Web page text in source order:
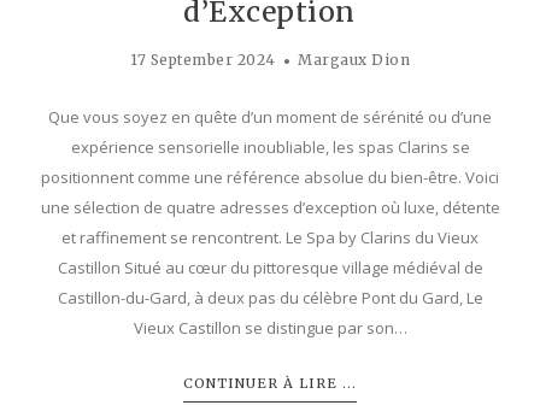
d’Exception
17 September 2024 Margaux Dion
Que vous soyez en quête d’un moment de sérénité ou d’une
expérience sensorielle inoubliable, les spas Clarins se
positionnent comme une référence absolue du bien-être. Voici
une sélection de quatre adresses d’exception où luxe, détente
et raffinement se rencontrent. Le Spa by Clarins du Vieux
Castillon Situé au cœur du pittoresque village médiéval de
Castillon-du-Gard, à deux pas du célèbre Pont du Gard, Le
Vieux Castillon se distingue par son…
CONTINUER À LIRE ...